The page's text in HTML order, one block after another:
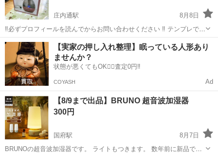
庄内通駅
8月8日
‼️必ずプロフィールを読んでからお問い合わせください ‼️ テンプレで送
ってくる人には返事しません。 自宅まで取りに来てくれる方でお願い
します。 アロマオイルを入れたことはありません。 ‼️必ずプロフィー
ルを読んでか...
愛知 名古屋市 庄内通駅 季節、空調家電 アロマオイル
【実家の押し入れ整理】眠っている人形あり
ませんか？
状態が悪くてもOK🙆‍♀️査定0円‼️
COYASH Ad
【8/9まで出品】BRUNO 超音波加湿器
300円
国府駅
8月7日
BRUNOの超音波加湿器です。 ライトもつきます。 数年前に新品で購